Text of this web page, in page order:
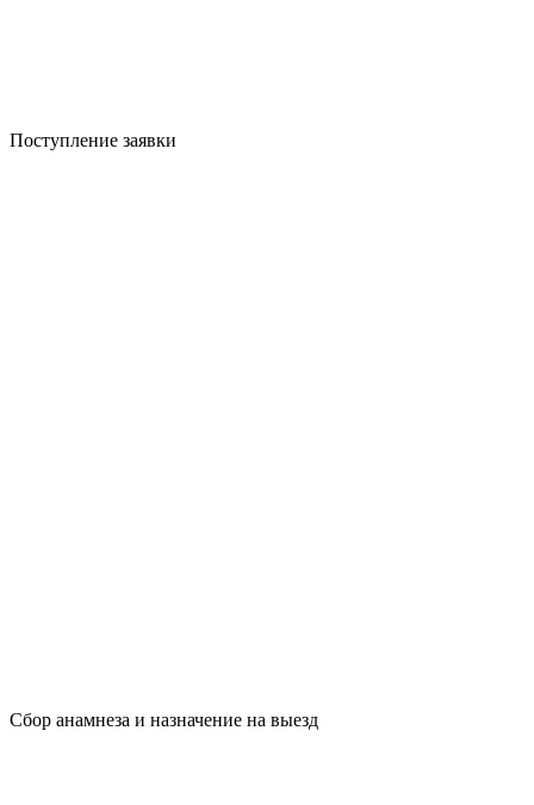
Поступление заявки
Сбор анамнеза и назначение на выезд